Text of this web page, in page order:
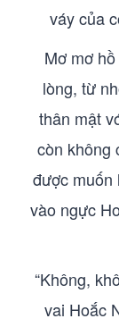
váy của
Mơ mơ
lòng, từ
thân mật
còn
được muốn
vào ngực
“Không,
vai Hoắc